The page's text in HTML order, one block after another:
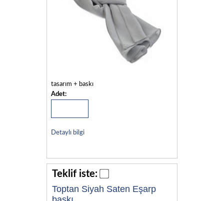
tasarım + baskı
Adet:
Detaylı bilgi
Teklif iste:
Toptan Siyah Saten Eşarp